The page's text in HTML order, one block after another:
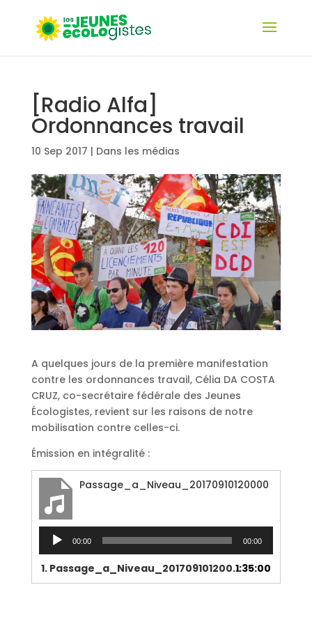
[Radio Alfa]
Ordonnances travail
10 Sep 2017 | Dans les médias
A quelques jours de la première manifestation
contre les ordonnances travail, Célia DA COSTA
CRUZ, co-secrétaire fédérale des Jeunes
Écologistes, revient sur les raisons de notre
mobilisation contre celles-ci.
Émission en intégralité :
Passage_a_Niveau_20170910120000
Lecteur
audio
00:00 00:00
1. Passage_a_Niveau_20170910120000 1:35:00